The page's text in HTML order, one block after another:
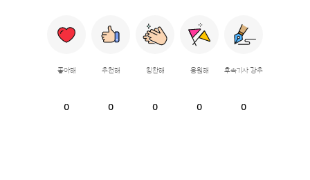
좋아해
0
추천해
0
칭찬해
0
응원해
0
후속기사 강추
0